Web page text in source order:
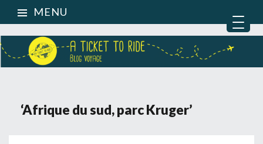
MENU
‘Afrique du sud, parc Kruger’